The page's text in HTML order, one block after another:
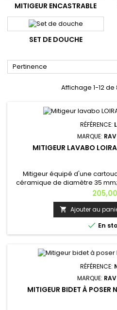
MITIGEUR ENCASTRABLE
SET DE DOUCHE
Pertinence
Affichage 1-12 de
RÉFÉRENCE:
MARQUE:
MITIGEUR LAVABO
Mitigeur équipé d'une
céramique de diamètre 35
aérateur en caoutchouc
calcaire..Matière: laiton
mm Cartouche: KA3501, 35 mm
≈13 cm Poids: 2,5 kg En
disponibles:
Prix
 Ajouter au
 En
RÉFÉRENCE:
MARQUE:
MITIGEUR BIDET À POSER